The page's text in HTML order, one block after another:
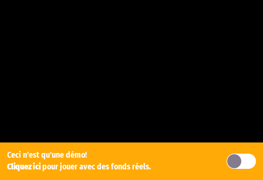
Ceci n'est qu'une démo!
Cliquez icipour jouer avec des fonds réels.